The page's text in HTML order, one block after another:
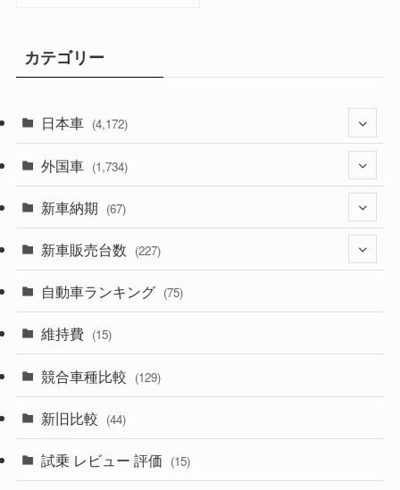
カテゴリー
日本車 (4,172)
(1,321)
(329)
(525)
(357)
(328)
(194)
(230)
(253)
外国車 (1,734)
(242)
(85)
(84)
(14)
(222)
新車納期 (67)
(28)
(8)
(3)
(3)
(5)
新車販売台数 (227)
(21)
(5)
(7)
自動車ランキング (75)
維持費 (15)
競合車種比較 (129)
新旧比較 (44)
試乗 レビュー 評価 (15)